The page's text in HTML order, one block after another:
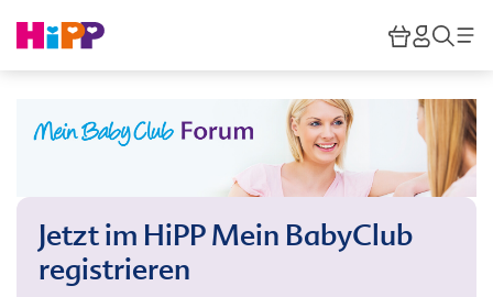
HiPP
Jetzt im HiPP Mein BabyClub
registrieren